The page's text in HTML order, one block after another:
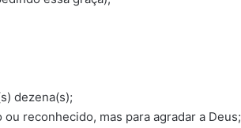
dezena(s);
reconhecido, mas para agradar a Deus;